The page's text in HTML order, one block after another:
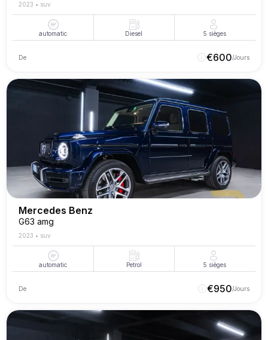
2023 • suv
automatic Diesel 5 sièges
De €600/Jours
Mercedes Benz
G63 amg
2023 • suv
automatic Petrol 5 sièges
De €950/Jours